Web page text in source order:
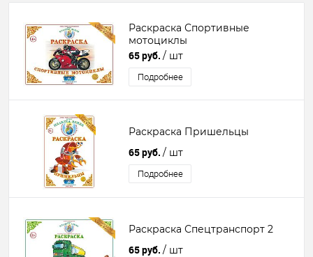
Раскраска Спортивные
мотоциклы
65 руб. / шт
Подробнее
Раскраска Пришельцы
65 руб. / шт
Подробнее
Раскраска Спецтранспорт 2
65 руб. / шт